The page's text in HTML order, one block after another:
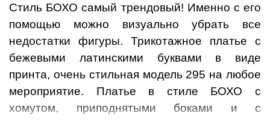
Стиль БОХО самый трендовый! Именно с его
помощью можно визуально убрать все
недостатки фигуры. Трикотажное платье с
бежевыми латинскими буквами в виде
принта, очень стильная модель 295 на любое
мероприятие. Платье в стиле БОХО с
хомутом, приподнятыми боками и с